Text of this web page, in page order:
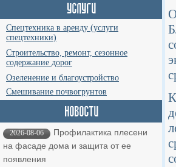
Спецтехника в аренду (услуги
спецтехники)
Строительство, ремонт, сезонное
содержание дорог
Озеленение и благоустройство
Смешивание почвогрунтов
2026-08-06
Профилактика плесени
на фасаде дома и защита от ее
появления